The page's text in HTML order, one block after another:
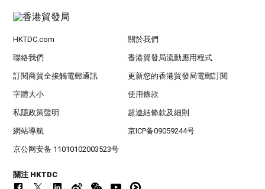
HKTDC.com 關於我們
聯絡我們 香港貿發局流動應用程式
訂閱商貿全接觸電郵通訊 更新您的香港貿發局電郵訂閱
字體大小 使用條款
私隱政策聲明 超連結條款及細則
網站導航 京ICP备09059244号
京公网安备 11010102003523号
關注 HKTDC